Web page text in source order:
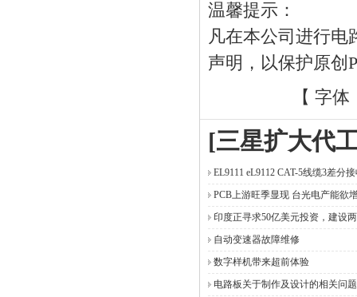
温馨提示：
凡在本公司进行电
声明，以保护原创
【 字体
[三星扩大代
EL9111 eL9112 CAT-5线缆3差分
PCB上游旺季显现 台光电产能欲
印度正寻求50亿美元投资，建设
自动变速器故障维修
数字样机带来超前体验
电路板关于制作及设计的相关问题